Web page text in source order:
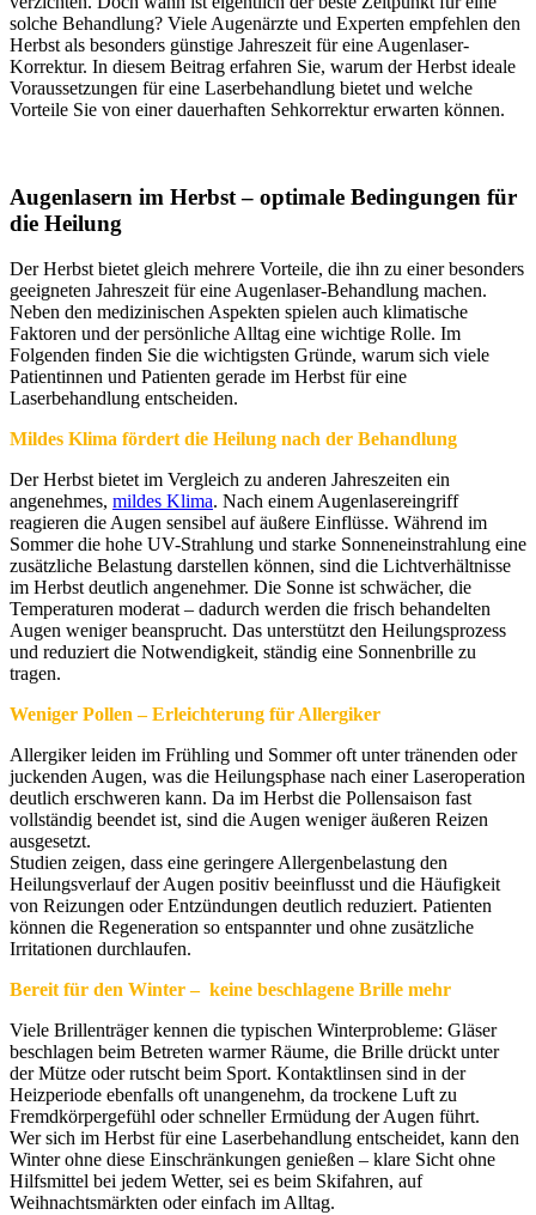
solche Behandlung? Viele Augenärzte und Experten empfehlen den
Herbst als besonders günstige Jahreszeit für eine Augenlaser-
Korrektur. In diesem Beitrag erfahren Sie, warum der Herbst ideale
Voraussetzungen für eine Laserbehandlung bietet und welche
Vorteile Sie von einer dauerhaften Sehkorrektur erwarten können.
Augenlasern im Herbst – optimale Bedingungen für
die Heilung
Der Herbst bietet gleich mehrere Vorteile, die ihn zu einer besonders
geeigneten Jahreszeit für eine Augenlaser-Behandlung machen.
Neben den medizinischen Aspekten spielen auch klimatische
Faktoren und der persönliche Alltag eine wichtige Rolle. Im
Folgenden finden Sie die wichtigsten Gründe, warum sich viele
Patientinnen und Patienten gerade im Herbst für eine
Laserbehandlung entscheiden.
Mildes Klima fördert die Heilung nach der Behandlung
Der Herbst bietet im Vergleich zu anderen Jahreszeiten ein
angenehmes, mildes Klima. Nach einem Augenlasereingriff
reagieren die Augen sensibel auf äußere Einflüsse. Während im
Sommer die hohe UV-Strahlung und starke Sonneneinstrahlung eine
zusätzliche Belastung darstellen können, sind die Lichtverhältnisse
im Herbst deutlich angenehmer. Die Sonne ist schwächer, die
Temperaturen moderat – dadurch werden die frisch behandelten
Augen weniger beansprucht. Das unterstützt den Heilungsprozess
und reduziert die Notwendigkeit, ständig eine Sonnenbrille zu
tragen.
Weniger Pollen – Erleichterung für Allergiker
Allergiker leiden im Frühling und Sommer oft unter tränenden oder
juckenden Augen, was die Heilungsphase nach einer Laseroperation
deutlich erschweren kann. Da im Herbst die Pollensaison fast
vollständig beendet ist, sind die Augen weniger äußeren Reizen
ausgesetzt.
Studien zeigen, dass eine geringere Allergenbelastung den
Heilungsverlauf der Augen positiv beeinflusst und die Häufigkeit
von Reizungen oder Entzündungen deutlich reduziert. Patienten
können die Regeneration so entspannter und ohne zusätzliche
Irritationen durchlaufen.
Bereit für den Winter – keine beschlagene Brille mehr
Viele Brillenträger kennen die typischen Winterprobleme: Gläser
beschlagen beim Betreten warmer Räume, die Brille drückt unter
der Mütze oder rutscht beim Sport. Kontaktlinsen sind in der
Heizperiode ebenfalls oft unangenehm, da trockene Luft zu
Fremdkörpergefühl oder schneller Ermüdung der Augen führt.
Wer sich im Herbst für eine Laserbehandlung entscheidet, kann den
Winter ohne diese Einschränkungen genießen – klare Sicht ohne
Hilfsmittel bei jedem Wetter, sei es beim Skifahren, auf
Weihnachtsmärkten oder einfach im Alltag.